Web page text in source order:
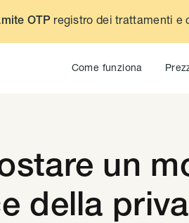
OTP registro dei trattamenti e
Come funziona
un
della